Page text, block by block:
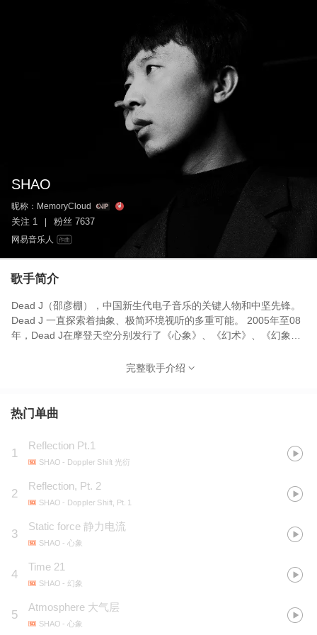
SHAO
昵称： MemoryCloud
关注 1 粉丝 7637
网易音乐人 作曲
歌手简介
Dead J（邵彦棚），中国新生代电子音乐的关键人物和中坚先锋。
Dead J 一直探索着抽象、极简环境视听的多重可能。 2005年至08
年，Dead J在摩登天空分别发行了《心象》、《幻术》、《幻象》
2011年，成立WaveForm厂牌，发表第四张专辑《亭台楼阁》。
Preocupada Festival，墨西哥Cervantino Festival ，挪威World
完整歌手介绍
热门单曲
1
Reflection Pt.1
SHAO - Doppler Shift 光衍
2
Reflection, Pt. 2
SHAO - Doppler Shift, Pt. 1
3
Static force 静力电流
SHAO - 心象
4
Time 21
SHAO - 幻象
5
Atmosphere 大气层
SHAO - 心象